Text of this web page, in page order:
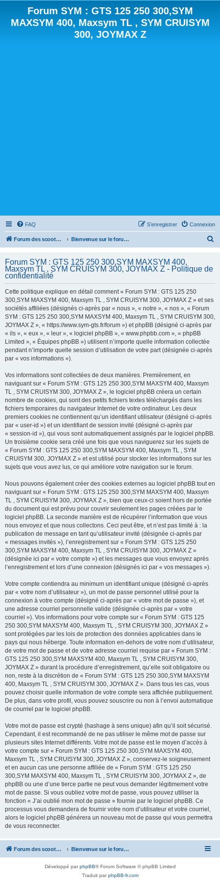
Forum SYM : GTS 125 250 300,SYM
MAXSYM 400, Maxsym TL , SYM CRUISYM
300, JOYMAX Z
FAQ Connexion
S’enregistrer
Forum des scooters SYM - GTS -MAXSYM - CRUISYM - JOYMAX - Maxsym TL Bienvenue sur le forum des scooters de la gamme SYM
e
h
Forum SYM : GTS 125 250 300,SYM MAXSYM 400,
Maxsym TL , SYM CRUISYM 300, JOYMAX Z - Politique de
confidentialité
Cette politique explique en détail comment « Forum SYM : GTS 125 250
300,SYM MAXSYM 400, Maxsym TL , SYM CRUISYM 300, JOYMAX Z » et ses
sociétés affiliées (désignés ci-après par « nous », « notre », « nos », « Forum
SYM : GTS 125 250 300,SYM MAXSYM 400, Maxsym TL , SYM CRUISYM 300,
JOYMAX Z », « https://www.sym-gts.fr/forum ») et phpBB (désigné ci-après par
« ils », « eux », « leur », « logiciel phpBB », « www.phpbb.com », « phpBB
Limited », « Équipes phpBB ») utilisent n’importe quelle information collectée
pendant n’importe quelle session d’utilisation de votre part (désignée ci-après
par « vos informations »).
Vos informations sont collectées de deux manières. Premièrement, en
naviguant sur « Forum SYM : GTS 125 250 300,SYM MAXSYM 400, Maxsym
TL , SYM CRUISYM 300, JOYMAX Z », le logiciel phpBB créera un certain
nombre de cookies, qui sont des petits fichiers textes téléchargés dans les
fichiers temporaires du navigateur Internet de votre ordinateur. Les deux
premiers cookies ne contiennent qu’un identifiant utilisateur (désigné ci-après
par « user-id ») et un identifiant de session invité (désigné ci-après par
« session-id »), qui vous sont automatiquement assignés par le logiciel phpBB.
Un troisième cookie sera créé une fois que vous naviguerez sur les sujets de
« Forum SYM : GTS 125 250 300,SYM MAXSYM 400, Maxsym TL , SYM
CRUISYM 300, JOYMAX Z » et est utilisé pour stocker les informations sur les
sujets que vous avez lus, ce qui améliore votre navigation sur le forum.
Nous pouvons également créer des cookies externes au logiciel phpBB tout en
naviguant sur « Forum SYM : GTS 125 250 300,SYM MAXSYM 400, Maxsym
TL , SYM CRUISYM 300, JOYMAX Z », bien que ceux-ci soient hors de portée
du document qui est prévu pour couvrir seulement les pages créées par le
logiciel phpBB. La seconde manière est de récupérer l’information que vous
nous envoyez et que nous collectons. Ceci peut être, et n’est pas limité à : la
publication de message en tant qu’utilisateur invité (désignée ci-après par
« messages invités »), l’enregistrement sur « Forum SYM : GTS 125 250
300,SYM MAXSYM 400, Maxsym TL , SYM CRUISYM 300, JOYMAX Z »
(désignée ici par « votre compte ») et les messages que vous envoyez après
l’enregistrement et lors d’une connexion (désignés ici par « vos messages »).
Votre compte contiendra au minimum un identifiant unique (désigné ci-après
par « votre nom d’utilisateur »), un mot de passe personnel utilisé pour la
connexion à votre compte (désigné ci-après par « votre mot de passe »), et
une adresse courriel personnelle valide (désignée ci-après par « votre
courriel »). Vos informations pour votre compte sur « Forum SYM : GTS 125
250 300,SYM MAXSYM 400, Maxsym TL , SYM CRUISYM 300, JOYMAX Z »
sont protégées par les lois de protection des données applicables dans le
pays qui nous héberge. Toute information en-dehors de votre nom d’utilisateur,
de votre mot de passe et de votre adresse courriel requise par « Forum SYM :
GTS 125 250 300,SYM MAXSYM 400, Maxsym TL , SYM CRUISYM 300,
JOYMAX Z » durant la procédure d’enregistrement, qu’elle soit obligatoire ou
non, reste à la discrétion de « Forum SYM : GTS 125 250 300,SYM MAXSYM
400, Maxsym TL , SYM CRUISYM 300, JOYMAX Z ». Dans tous les cas, vous
pouvez choisir quelle information de votre compte sera affichée publiquement.
De plus, dans votre profil, vous pouvez souscrire ou non à l’envoi automatique
de courriel par le logiciel phpBB.
Votre mot de passe est crypté (hashage à sens unique) afin qu’il soit sécurisé.
Cependant, il est recommandé de ne pas utiliser le même mot de passe sur
plusieurs sites Internet différents. Votre mot de passe est le moyen d’accès à
votre compte sur « Forum SYM : GTS 125 250 300,SYM MAXSYM 400,
Maxsym TL , SYM CRUISYM 300, JOYMAX Z », conservez-le soigneusement
et en aucun cas une personne affiliée de « Forum SYM : GTS 125 250
300,SYM MAXSYM 400, Maxsym TL , SYM CRUISYM 300, JOYMAX Z », de
phpBB ou une d’une tierce partie ne peut vous demander légitimement votre
mot de passe. Si vous oubliez votre mot de passe, vous pouvez utiliser la
fonction « J’ai oublié mon mot de passe » fournie par le logiciel phpBB. Ce
processus vous demandera de fournir votre nom d’utilisateur et votre courriel,
alors le logiciel phpBB générera un nouveau mot de passe qui vous permettra
de vous reconnecter.
Forum des scooters SYM - GTS -MAXSYM - CRUISYM - JOYMAX - Maxsym TL Bienvenue sur le forum des scooters de la gamme SYM
Développé parphpBB® Forum Software © phpBB Limited
Traduit parphpBB-fr.com